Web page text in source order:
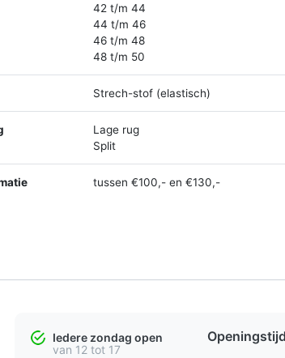
42 t/m 44
44 t/m 46
46 t/m 48
48 t/m 50
Strech-stof (elastisch)
Lage rug
Split
tussen €100,- en €130,-
Iedere zondag open
van 12 tot 17